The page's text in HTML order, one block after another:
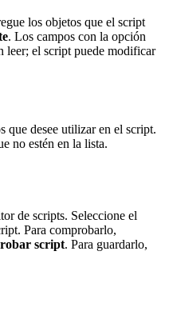
los objetos que el script
. Los campos con la opción
leer; el script puede modificar
que desee utilizar en el script.
no estén en la lista.
de scripts. Seleccione el
Para comprobarlo,
script. Para guardarlo,